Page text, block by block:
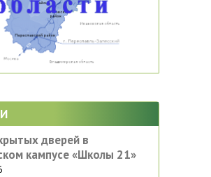
дверей в
кампусе «‎Школы 21»